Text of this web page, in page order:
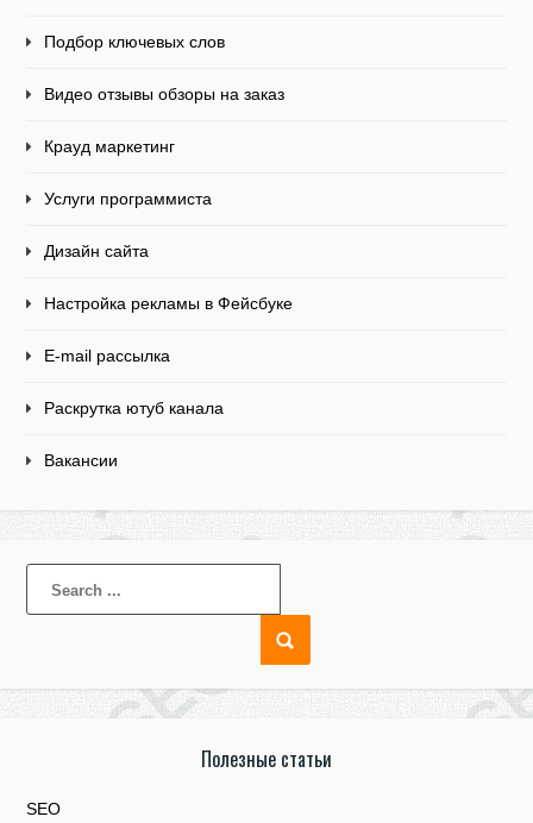
Подбор ключевых слов
Видео отзывы обзоры на заказ
Крауд маркетинг
Услуги программиста
Дизайн сайта
Настройка рекламы в Фейсбуке
E-mail рассылка
Раскрутка ютуб канала
Вакансии
Полезные статьи
SEO